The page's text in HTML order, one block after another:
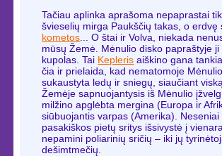
Tačiau aplinka aprašoma nepaprastai
švieselių mirga Paukščių takas, o erdvę
kometos ... O štai ir Volva, niekada
mūsų Žemė. Mėnulio disko papraštyje
kupolas. Tai Kepleris aiškino gana
čia ir prielaida, kad nematomoje
sukaustyta ledų ir sniegų, siaučiant
Žemėje sapnuojantysis iš Mėnulio
milžino apglėbta mergina (Europa ir
siūbuojantis varpas (Amerika).
pasakiškos pietų sritys išsivystė į
nepamini poliarinių sričių – iki jų
dešimtmečių.